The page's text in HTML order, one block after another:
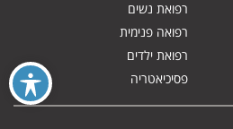
רפואת נשים
רפואה פנימית
רפואת ילדים
פסיכיאטריה